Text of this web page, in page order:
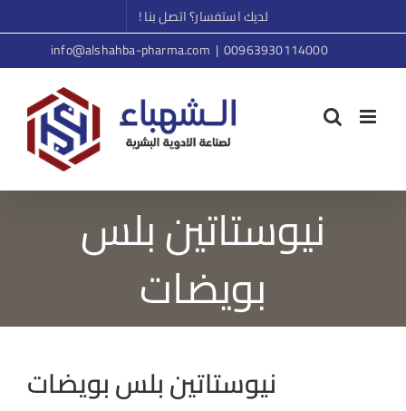
to
content
لديك استفسار؟ اتصل بنا !
00963930114000
|
info@alshahba-pharma.com
نيوستاتين بلس
بويضات
نيوستاتين بلس بويضات